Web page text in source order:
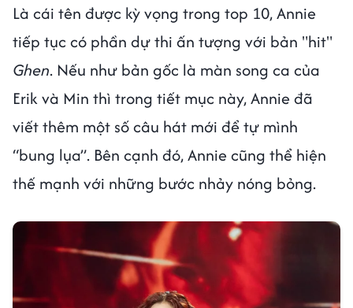
Là cái tên được kỳ vọng trong top 10, Annie
tiếp tục có phần dự thi ấn tượng với bản "hit"
Ghen. Nếu như bản gốc là màn song ca của
Erik và Min thì trong tiết mục này, Annie đã
viết thêm một số câu hát mới để tự mình
“bung lụa”. Bên cạnh đó, Annie cũng thể hiện
thế mạnh với những bước nhảy nóng bỏng.